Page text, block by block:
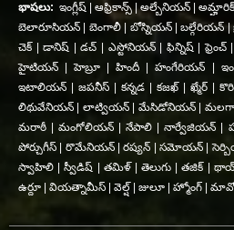
భాషలు: ఇంగ్లీష్ ఆఫ్రికాన్స్ |అల్బేనియన్ అమ్హారిక్
బెలారూసియన్
బెంగాలీ| బోస్నియన్|బల్గేరియన్ |
చెక్ |డానిష్ |డచ్ ఎస్టోనియన్| ఫిన్నిష్ |ఫ్రెంచ్
హైటియన్ |హెబ్రూ |హిందీ |హంగేరియన్
ఇటాలియన్
జపనీస్ కన్నడ కజఖ్ ఖ్మేర్
లిథువేనియన్
లాట్వియన్| మేసిడోనియన్|
మరాఠీ |మంగోలియన్ |నేపాలి |నార్వేజియన్
పోర్చుగీస్
రొమేనియన్|రష్యన్ |సమోయన్ |
స్వాహిలి |స్వీడిష్ తమిళ్|తెలుగు |తజిక్
ఉర్దూ
వియత్నామీస్ వెల్ష్ జులూ హ్మోంగ్